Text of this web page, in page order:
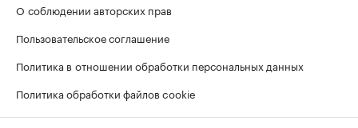
О соблюдении авторских прав
Пользовательское соглашение
Политика в отношении обработки персональных данных
Политика обработки файлов cookie